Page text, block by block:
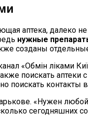
аптека, далеко
нужные
созданы
«Обмін ліками
поискать
контакты
«Нужен
сегодняшних